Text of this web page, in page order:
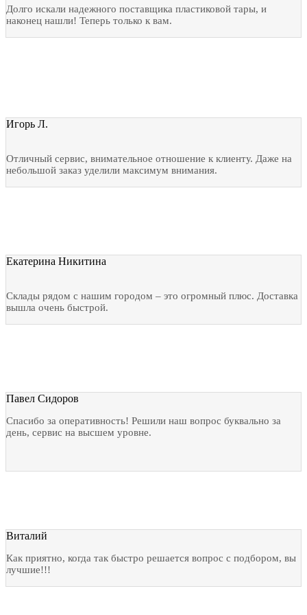
Долго искали надежного поставщика пластиковой тары, и
наконец нашли! Теперь только к вам.
Игорь Л.
Отличный сервис, внимательное отношение к клиенту. Даже на
небольшой заказ уделили максимум внимания.
Екатерина Никитина
Склады рядом с нашим городом – это огромный плюс. Доставка
вышла очень быстрой.
Павел Сидоров
Спасибо за оперативность! Решили наш вопрос буквально за
день, сервис на высшем уровне.
Виталий
Как приятно, когда так быстро решается вопрос с подбором, вы
лучшие!!!